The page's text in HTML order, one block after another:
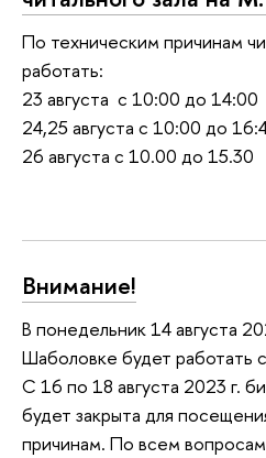
По техническим причинам
работать:
23 августа с 10:00 до 14:00
24,25 августа с 10:00 до
26 августа с 10.00 до 15.30
Внимание!
В понедельник 14 августа
Шаболовке будет работать
С 16 по 18 августа 2023 г.
будет закрыта для
причинам. По всем